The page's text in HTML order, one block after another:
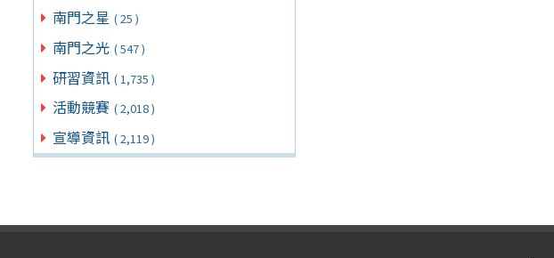
南門之星 ( 25 )
南門之光 ( 547 )
研習資訊 ( 1,735 )
活動競賽 ( 2,018 )
宣導資訊 ( 2,119 )